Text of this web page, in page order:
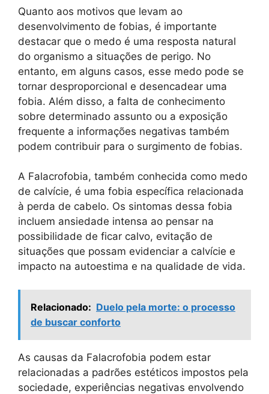
Quanto aos motivos que levam ao
desenvolvimento de fobias, é importante
destacar que o medo é uma resposta natural
do organismo a situações de perigo. No
entanto, em alguns casos, esse medo pode se
tornar desproporcional e desencadear uma
fobia. Além disso, a falta de conhecimento
sobre determinado assunto ou a exposição
frequente a informações negativas também
podem contribuir para o surgimento de fobias.
A Falacrofobia, também conhecida como medo
de calvície, é uma fobia específica relacionada
à perda de cabelo. Os sintomas dessa fobia
incluem ansiedade intensa ao pensar na
possibilidade de ficar calvo, evitação de
situações que possam evidenciar a calvície e
impacto na autoestima e na qualidade de vida.
Relacionado: Duelo pela morte: o processo
de buscar conforto
As causas da Falacrofobia podem estar
relacionadas a padrões estéticos impostos pela
sociedade, experiências negativas envolvendo